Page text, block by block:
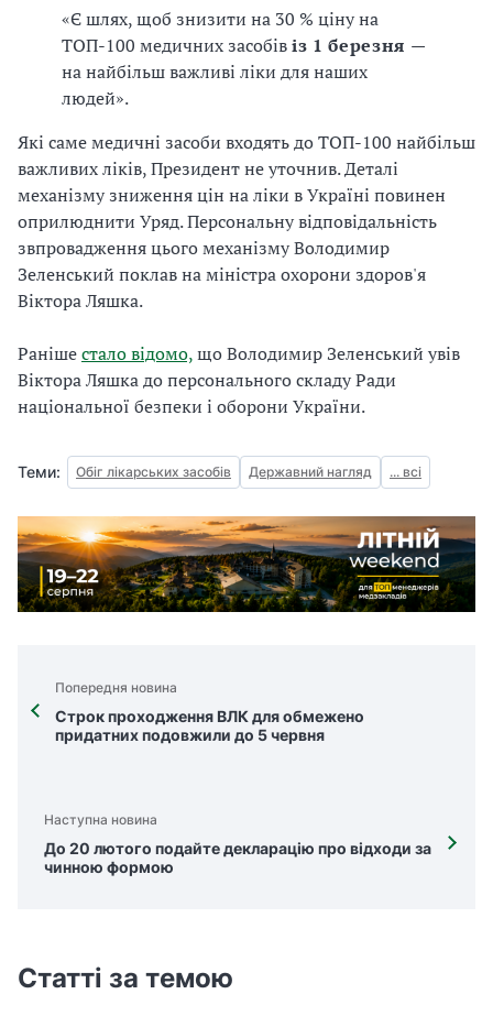
«Є шлях, щоб знизити на 30 % ціну на
ТОП-100 медичних засобівіз 1 березня —
на найбільш важливі ліки для наших
людей».
Які саме медичні засоби входять до ТОП-100 найбільш
важливих ліків, Президент не уточнив. Деталі
механізму зниження цін на ліки в Україні повинен
оприлюднити Уряд. Персональну відповідальність
звпровадження цього механізму Володимир
Зеленський поклав на міністра охорони здоров'я
Віктора Ляшка.
Ранішестало відомо,що Володимир Зеленський увів
Віктора Ляшка до персонального складу Ради
національної безпеки і оборони України.
Теми: Обіг лікарських засобів Державний нагляд ... всі
Попередня новина
Строк проходження ВЛК для обмежено
придатних подовжили до 5 червня
Наступна новина
До 20 лютого подайте декларацію про відходи за
чинною формою
Статті за темою